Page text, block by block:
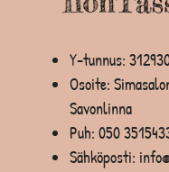
Y-tunnus:
Osoite:
Savonlinna
Puh: 050
Sähköposti: